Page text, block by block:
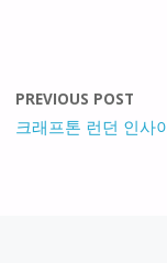
PREVIOUS POST
크래프톤 런던 인사